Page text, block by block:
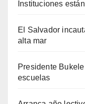
Instituciones
El Salvador
alta mar
Presidente
escuelas